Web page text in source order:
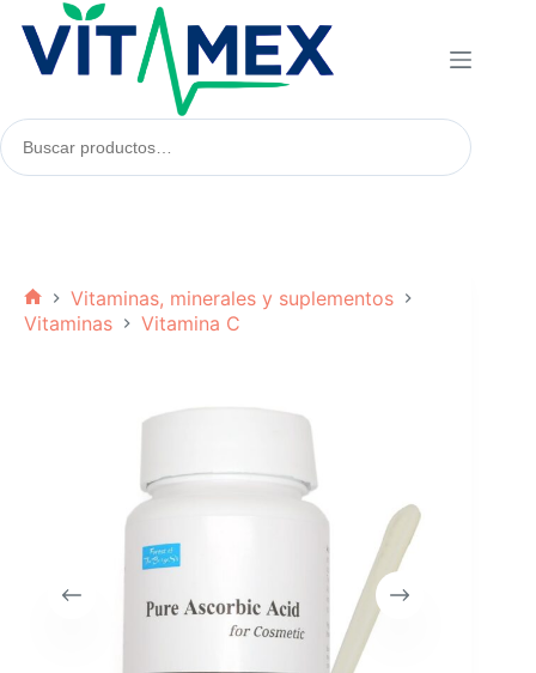
contenido
Buscar
productos:
Inicio
Vitaminas, minerales y suplementos
Vitaminas
Vitamina C